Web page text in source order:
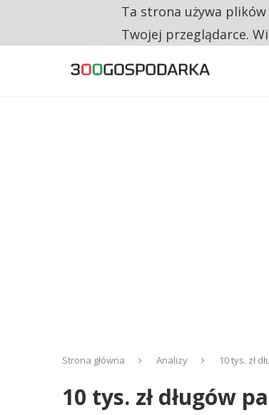
RESTRYKCJE CHIN UDERZAJĄ
Strona główna Analizy 10 tys. zł
10 tys. zł długów
Ta strona używa
Twojej przeglądarce.